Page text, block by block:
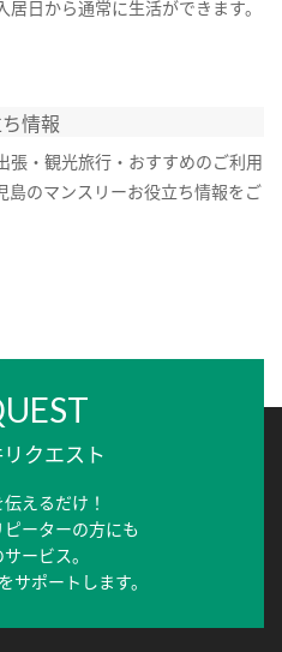
居日から通常に生活ができます。
情報
張・観光旅行・おすすめのご利用
島のマンスリーお役立ち情報をご
クエスト
えるだけ！
ーターの方にも
ービス。
サポートします。